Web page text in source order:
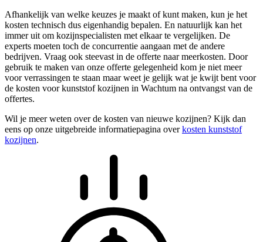
Afhankelijk van welke keuzes je maakt of kunt maken, kun je het
kosten technisch dus eigenhandig bepalen. En natuurlijk kan het
immer uit om kozijnspecialisten met elkaar te vergelijken. De
experts moeten toch de concurrentie aangaan met de andere
bedrijven. Vraag ook steevast in de offerte naar meerkosten. Door
gebruik te maken van onze offerte gelegenheid kom je niet meer
voor verrassingen te staan maar weet je gelijk wat je kwijt bent voor
de kosten voor kunststof kozijnen in Wachtum na ontvangst van de
offertes.
Wil je meer weten over de kosten van nieuwe kozijnen? Kijk dan
eens op onze uitgebreide informatiepagina overkosten kunststof
kozijnen.